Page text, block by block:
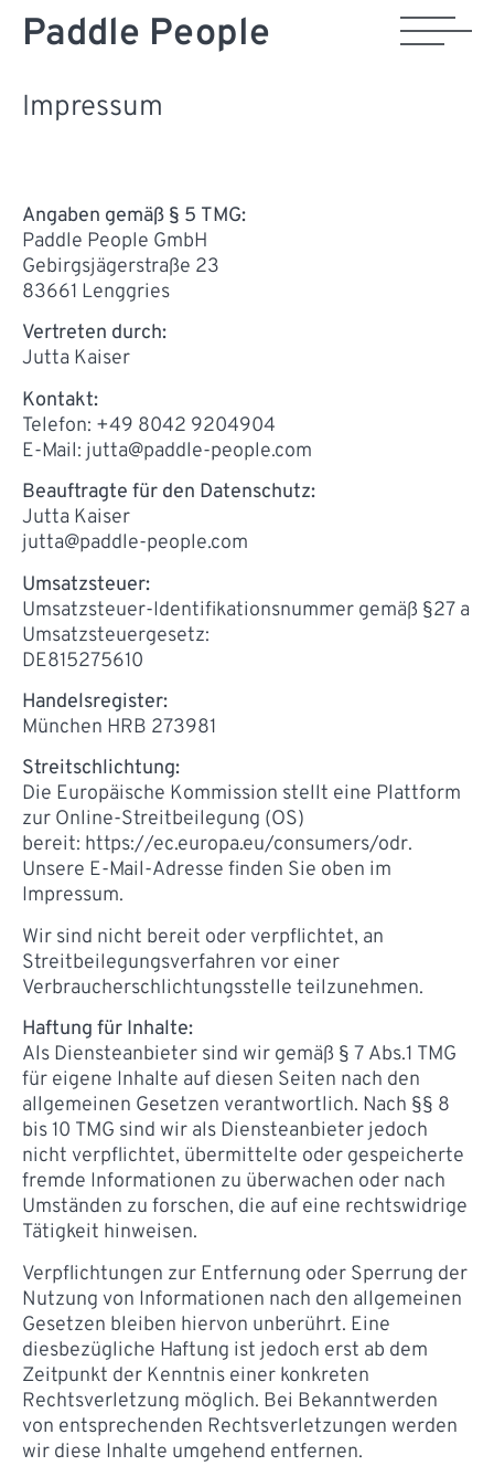
Paddle People
Impressum
Angaben gemäß § 5 TMG:
Paddle People GmbH
Gebirgsjägerstraße 23
83661 Lenggries
Vertreten durch:
Jutta Kaiser
Kontakt:
Telefon: +49 8042 9204904
E-Mail: jutta@paddle-people.com
Beauftragte für den Datenschutz:
Jutta Kaiser
jutta@paddle-people.com
Umsatzsteuer:
Umsatzsteuer-Identifikationsnummer gemäß §27 a
Umsatzsteuergesetz:
DE815275610
Handelsregister:
München HRB 273981
Streitschlichtung:
Die Europäische Kommission stellt eine Plattform
zur Online-Streitbeilegung (OS)
bereit: https://ec.europa.eu/consumers/odr.
Unsere E-Mail-Adresse finden Sie oben im
Impressum.
Wir sind nicht bereit oder verpflichtet, an
Streitbeilegungsverfahren vor einer
Verbraucherschlichtungsstelle teilzunehmen.
Haftung für Inhalte:
Als Diensteanbieter sind wir gemäß § 7 Abs.1 TMG
für eigene Inhalte auf diesen Seiten nach den
allgemeinen Gesetzen verantwortlich. Nach §§ 8
bis 10 TMG sind wir als Diensteanbieter jedoch
nicht verpflichtet, übermittelte oder gespeicherte
fremde Informationen zu überwachen oder nach
Umständen zu forschen, die auf eine rechtswidrige
Tätigkeit hinweisen.
Verpflichtungen zur Entfernung oder Sperrung der
Nutzung von Informationen nach den allgemeinen
Gesetzen bleiben hiervon unberührt. Eine
diesbezügliche Haftung ist jedoch erst ab dem
Zeitpunkt der Kenntnis einer konkreten
Rechtsverletzung möglich. Bei Bekanntwerden
von entsprechenden Rechtsverletzungen werden
wir diese Inhalte umgehend entfernen.